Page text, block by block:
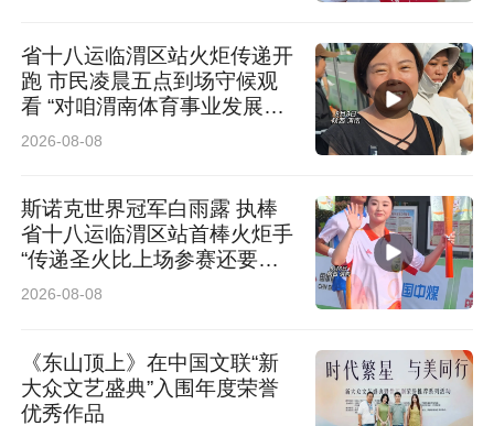
手术当天，小何既紧张又期待。“护士轻轻握着我
的手，告诉我每一步要做什么，还放了舒缓的音
乐，我的紧张感一下子就消失了。”霍婕主任操作
手术台，我就能看清墙上的时钟，数字特别清
楚！”
天复查时，视力稳定提升至1.0。“现在工作时再
也不担心眼镜滑落、起雾，生活中也自信多了。”
省十八运临渭区站火炬传递开
跑 市民凌晨五点到场守候观
看 “对咱渭南体育事业发展充
满信心”
2026-08-08
斯诺克世界冠军白雨露 执棒
省十八运临渭区站首棒火炬手
“传递圣火比上场参赛还要紧
张”
2026-08-08
《东山顶上》在中国文联“新
大众文艺盛典”入围年度荣誉
优秀作品